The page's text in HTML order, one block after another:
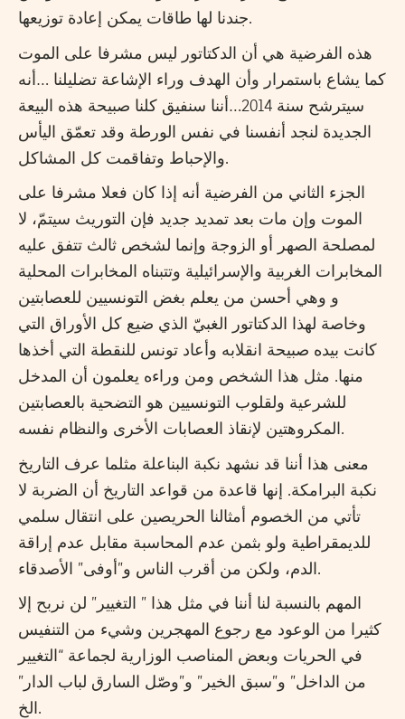
جندنا لها طاقات يمكن إعادة توزيعها.
هذه الفرضية هي أن الدكتاتور ليس مشرفا على الموت
كما يشاع باستمرار وأن الهدف وراء الإشاعة تضليلنا …أنه
سيترشح سنة 2014…أننا سنفيق كلنا صبيحة هذه البيعة
الجديدة لنجد أنفسنا في نفس الورطة وقد تعمّق اليأس
والإحباط وتفاقمت كل المشاكل.
الجزء الثاني من الفرضية أنه إذا كان فعلا مشرفا على
الموت وإن مات بعد تمديد جديد فإن التوريث سيتمّ، لا
لمصلحة الصهر أو الزوجة وإنما لشخص ثالث تتفق عليه
المخابرات الغربية والإسرائيلية وتتبناه المخابرات المحلية
و وهي أحسن من يعلم بغض التونسيين للعصابتين
وخاصة لهذا الدكتاتور الغبيّ الذي ضيع كل الأوراق التي
كانت بيده صبيحة انقلابه وأعاد تونس للنقطة التي أخذها
منها. مثل هذا الشخص ومن وراءه يعلمون أن المدخل
للشرعية ولقلوب التونسيين هو التضحية بالعصابتين
المكروهتين لإنقاذ العصابات الأخرى والنظام نفسه.
معنى هذا أننا قد نشهد نكبة البناعلة مثلما عرف التاريخ
نكبة البرامكة. إنها قاعدة من قواعد التاريخ أن الضربة لا
تأتي من الخصوم أمثالنا الحريصين على انتقال سلمي
للديمقراطية ولو بثمن عدم المحاسبة مقابل عدم إراقة
الدم، ولكن من أقرب الناس و”أوفى” الأصدقاء.
المهم بالنسبة لنا أننا في مثل هذا ” التغيير” لن نربح إلا
كثيرا من الوعود مع رجوع المهجرين وشيء من التنفيس
في الحريات وبعض المناصب الوزارية لجماعة “التغيير
من الداخل” و”سبق الخير” و”وصّل السارق لباب الدار”
الخ.